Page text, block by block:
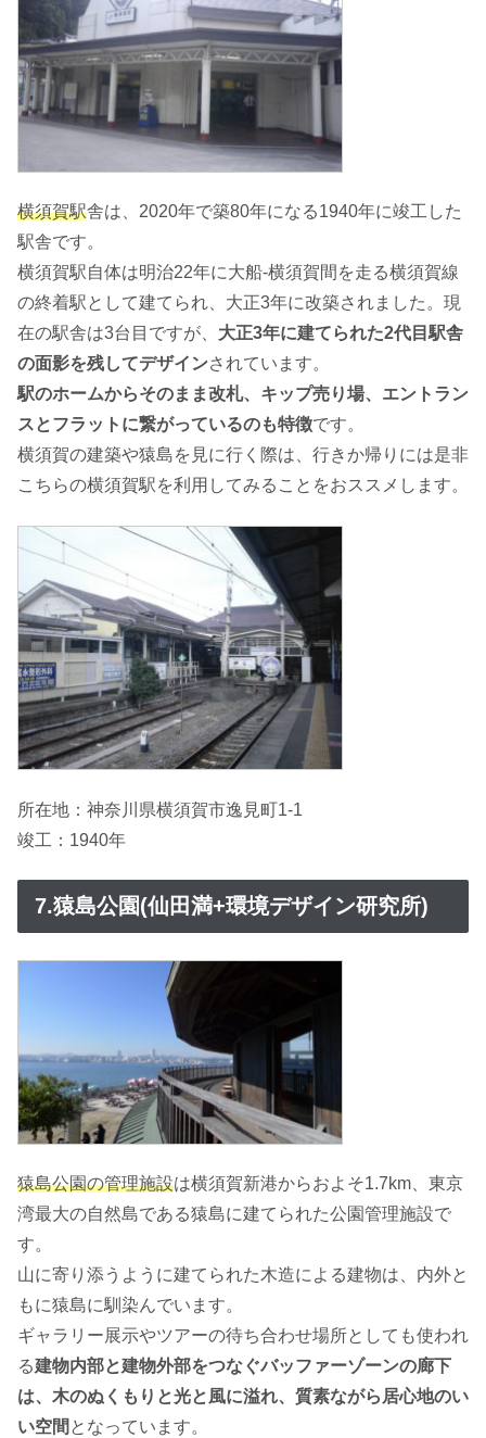
横須賀駅舎は、2020年で築80年になる1940年に竣工した
駅舎です。
横須賀駅自体は明治22年に大船-横須賀間を走る横須賀線
の終着駅として建てられ、大正3年に改築されました。現
在の駅舎は3台目ですが、 大正3年に建てられた2代目駅舎
の面影を残してデザインされています。
駅のホームからそのまま改札、キップ売り場、エントラン
スとフラットに繋がっているのも特徴です。
横須賀の建築や猿島を見に行く際は、行きか帰りには是非
こちらの横須賀駅を利用してみることをおススメします。
所在地：神奈川県横須賀市逸見町1-1
竣工：1940年
7.猿島公園(仙田満+環境デザイン研究所)
猿島公園の管理施設は横須賀新港からおよそ1.7km、東京
湾最大の自然島である猿島に建てられた公園管理施設で
す。
山に寄り添うように建てられた木造による建物は、内外と
もに猿島に馴染んでいます。
ギャラリー展示やツアーの待ち合わせ場所としても使われ
る建物内部と建物外部をつなぐバッファーゾーンの廊下
は、木のぬくもりと光と風に溢れ、質素ながら居心地のい
い空間 となっています。